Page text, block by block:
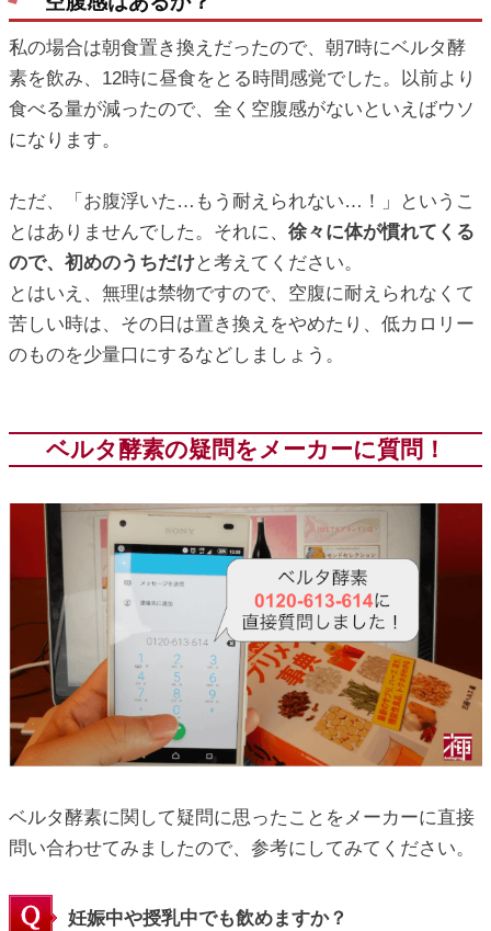
私の場合は朝食置き換えだったので、朝7時にベルタ酵
素を飲み、12時に昼食をとる時間感覚でした。以前より
食べる量が減ったので、全く空腹感がないといえばウソ
になります。
ただ、「お腹浮いた…もう耐えられない…！」というこ
とはありませんでした。それに、 徐々に体が慣れてくる
ので、初めのうちだけと考えてください。
とはいえ、無理は禁物ですので、空腹に耐えられなくて
苦しい時は、その日は置き換えをやめたり、低カロリー
のものを少量口にするなどしましょう。
ベルタ酵素の疑問をメーカーに質問！
ベルタ酵素に関して疑問に思ったことをメーカーに直接
問い合わせてみましたので、参考にしてみてください。
妊娠中や授乳中でも飲めますか？